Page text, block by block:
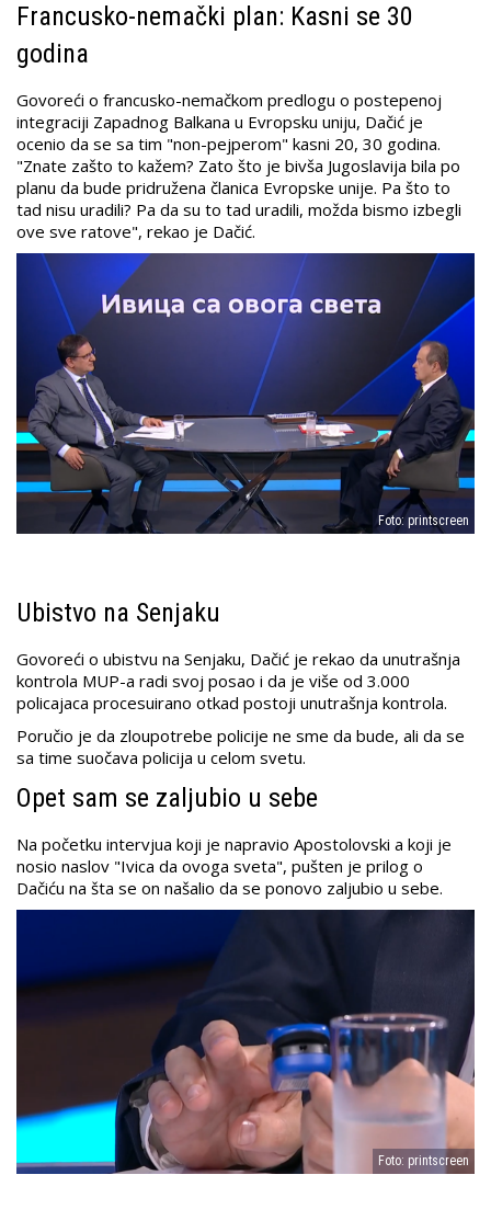
Francusko-nemački plan: Kasni se 30
godina
Govoreći o francusko-nemačkom predlogu o postepenoj
integraciji Zapadnog Balkana u Evropsku uniju, Dačić je
ocenio da se sa tim "non-pejperom" kasni 20, 30 godina.
"Znate zašto to kažem? Zato što je bivša Jugoslavija bila po
planu da bude pridružena članica Evropske unije. Pa što to
tad nisu uradili? Pa da su to tad uradili, možda bismo izbegli
ove sve ratove", rekao je Dačić.
Foto: printscreen
Ubistvo na Senjaku
Govoreći o ubistvu na Senjaku, Dačić je rekao da unutrašnja
kontrola MUP-a radi svoj posao i da je više od 3.000
policajaca procesuirano otkad postoji unutrašnja kontrola.
Poručio je da zloupotrebe policije ne sme da bude, ali da se
sa time suočava policija u celom svetu.
Opet sam se zaljubio u sebe
Na početku intervjua koji je napravio Apostolovski a koji je
nosio naslov "Ivica da ovoga sveta", pušten je prilog o
Dačiću na šta se on našalio da se ponovo zaljubio u sebe.
Foto: printscreen